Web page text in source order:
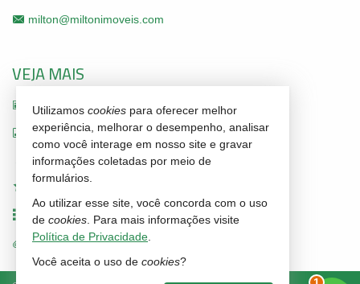
milton@miltonimoveis.com
VEJA MAIS
receba nosso newsletter
indicadores financeiros
cadastre seu imóvel
mapa de imóveis
trabalhe conosco
Utilizamos cookies para oferecer melhor
experiência, melhorar o desempenho, analisar
como você interage em nosso site e gravar
informações coletadas por meio de
formulários.
Ao utilizar esse site, você concorda com o uso
de cookies . Para mais informações visite
Política de Privacidade
Você aceita o uso de cookies?